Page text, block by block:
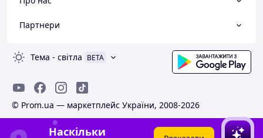
Партнери
Тема - світла BETA
© Prom.ua — маркетплейс України, 2008-2026
Наскільки